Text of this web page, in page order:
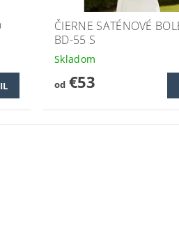
ČIERNE SATÉNOVÉ
BD-55 S
Skladom
od€53